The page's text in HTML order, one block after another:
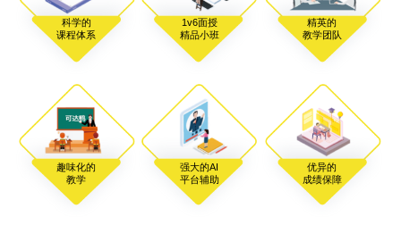
科学的
课程体系
1v6面授
精品小班
精英的
教学团队
趣味化的
教学
强大的AI
平台辅助
优异的
成绩保障